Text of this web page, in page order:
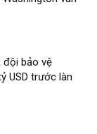
đội bảo vệ
USD trước làn